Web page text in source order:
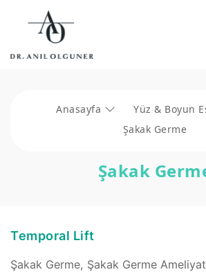
Anasayfa
Yüz & Boyun
Şakak Germe
Şakak
Temporal Lift
Şakak Germe, Şakak Germe